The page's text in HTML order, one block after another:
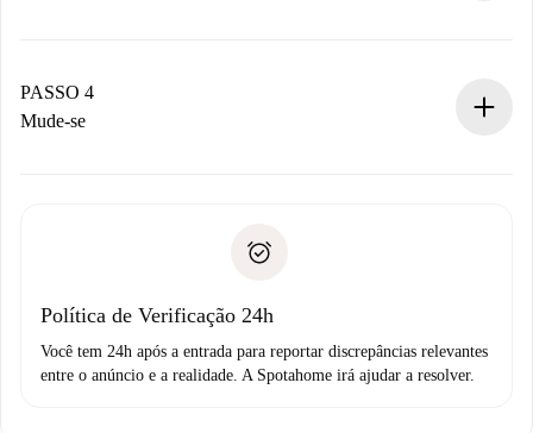
proprietário.
Se recusada: não cobraremos nada e ofereceremos
Débito direto bancário
PASSO 4
Mude-se
não comunicar nenhum problema.
Política de Verificação 24h
Você tem 24h após a entrada para reportar discrepâncias relevantes
entre o anúncio e a realidade. A Spotahome irá ajudar a resolver.